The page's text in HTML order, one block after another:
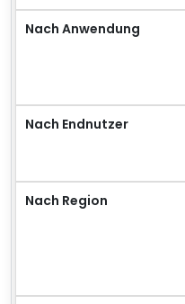
Nach Anwendung
Nach Endnutzer
Nach Region